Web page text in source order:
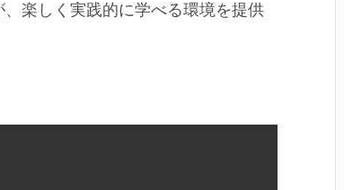
楽しく実践的に学べる環境を提供